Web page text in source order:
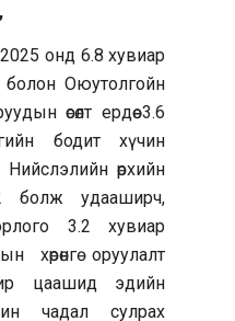
онд 6.8 хувиар
болон Оюутолгойн
өсөлт ердөө 3.6
бодит хүчин
өрхийн
болж удааширч,
3.2 хувиар
хөрөнгө оруулалт
цаашид эдийн
чадал сулрах